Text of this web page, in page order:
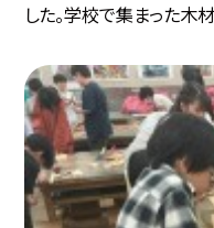
した。学校で集まった木